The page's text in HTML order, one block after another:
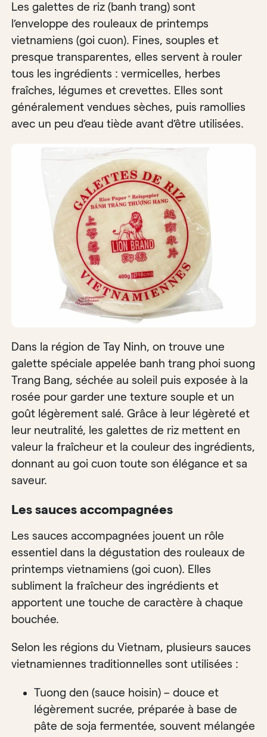
Les galettes de riz (banh trang) sont
l’enveloppe des rouleaux de printemps
vietnamiens (goi cuon). Fines, souples et
presque transparentes, elles servent à rouler
tous les ingrédients : vermicelles, herbes
fraîches, légumes et crevettes. Elles sont
généralement vendues sèches, puis ramollies
avec un peu d’eau tiède avant d’être utilisées.
Dans la région de Tay Ninh, on trouve une
galette spéciale appelée banh trang phoi suong
Trang Bang, séchée au soleil puis exposée à la
rosée pour garder une texture souple et un
goût légèrement salé. Grâce à leur légèreté et
leur neutralité, les galettes de riz mettent en
valeur la fraîcheur et la couleur des ingrédients,
donnant au goi cuon toute son élégance et sa
saveur.
Les sauces accompagnées
Les sauces accompagnées jouent un rôle
essentiel dans la dégustation des rouleaux de
printemps vietnamiens (goi cuon). Elles
subliment la fraîcheur des ingrédients et
apportent une touche de caractère à chaque
bouchée.
Selon les régions du Vietnam, plusieurs sauces
vietnamiennes traditionnelles sont utilisées :
Tuong den (sauce hoisin) – douce et
légèrement sucrée, préparée à base de
pâte de soja fermentée, souvent mélangée